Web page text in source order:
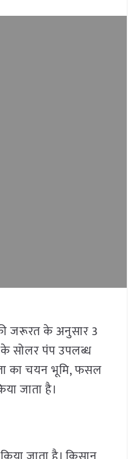
जरूरत के अनुसार 3
सोलर पंप उपलब्ध
का चयन भूमि, फसल
जाता है।